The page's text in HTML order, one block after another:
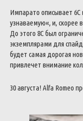
Импарато описывает 6C
узнаваемую«, и, скорее
До этого 8Cбыл
экземплярами для
будет самая дорогая
привлечет внимание
30августа! Alfa Romeo